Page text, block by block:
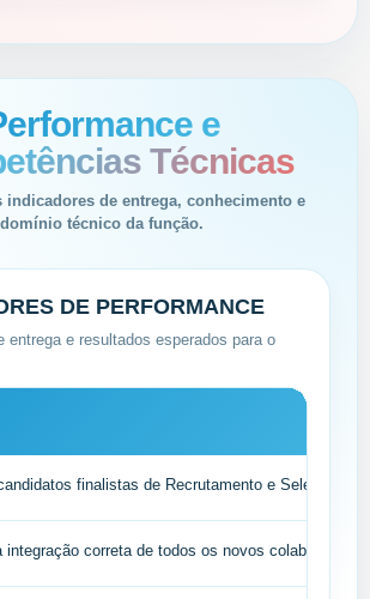
e
Técnicas
indicadores de entrega, conhecimento e
domínio técnico da função.
DE PERFORMANCE
entrega e resultados esperados para o
finalistas de Recrutamento e Seleção em
integração correta de todos os novos